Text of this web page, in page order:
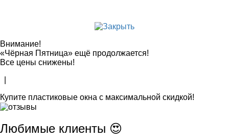
Внимание!
«Чёрная Пятница» ещё продолжается!
Все цены снижены!
Купите пластиковые окна с максимальной скидкой!
Любимые клиенты 😍